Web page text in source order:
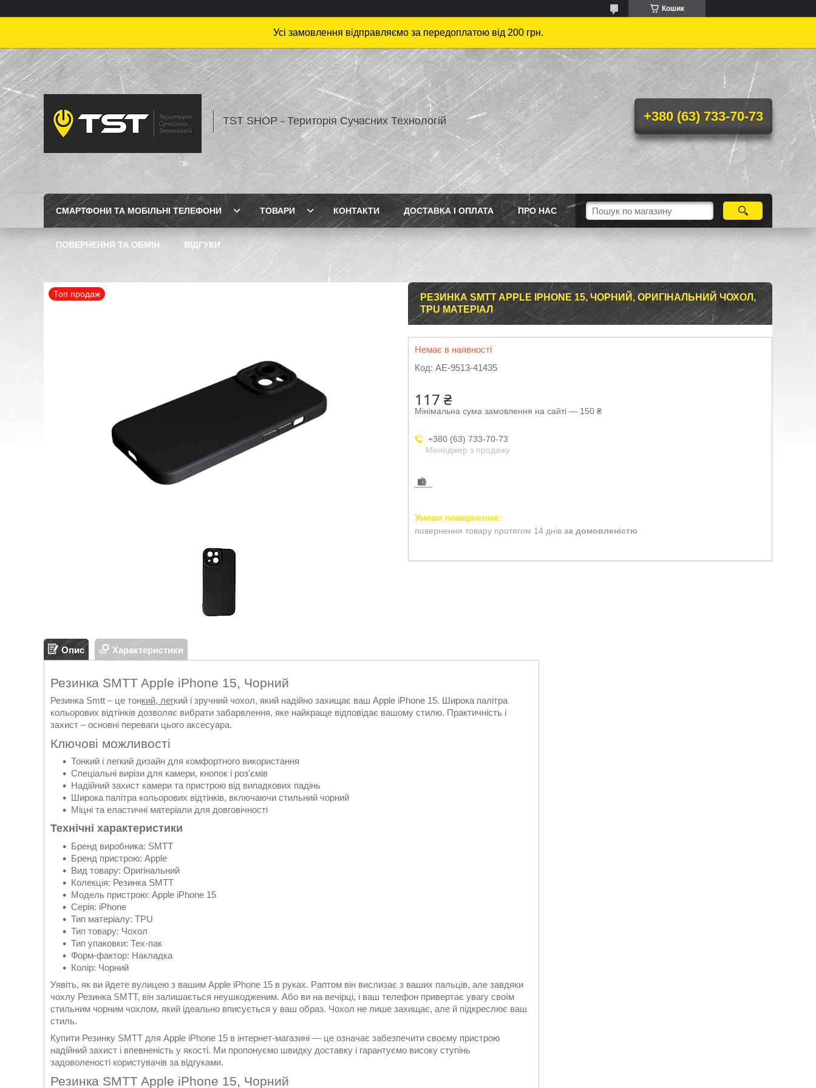
Кошик
Усі замовлення відправляємо за передоплатою від 200 грн.
TST SHOP - Територія Сучасних Технологій +380 (63) 733-70-73
СМАРТФОНИ ТА МОБІЛЬНІ ТЕЛЕФОНИ ТОВАРИ КОНТАКТИ ДОСТАВКА І ОПЛАТА ПРО НАС
ПОВЕРНЕННЯ ТА ОБМІН ВІДГУКИ
Топ продаж
РЕЗИНКА SMTT APPLE IPHONE 15, ЧОРНИЙ, ОРИГІНАЛЬНИЙ ЧОХОЛ,
TPU МАТЕРІАЛ
Немає в наявності
Код: AE-9513-41435
117 ₴
Мінімальна сума замовлення на сайті — 150 ₴
+380 (63) 733-70-73
Менеджер з продажу
повернення товару протягом 14 днів за домовленістю
Опис Характеристики
Резинка SMTT Apple iPhone 15, Чорний
Резинка Smtt – це тонкий, легкий і зручний чохол, який надійно захищає ваш Apple iPhone 15. Широка палітра
кольорових відтінків дозволяє вибрати забарвлення, яке найкраще відповідає вашому стилю. Практичність і
захист – основні переваги цього аксесуара.
Ключові можливості
Тонкий і легкий дизайн для комфортного використання
Спеціальні вирізи для камери, кнопок і роз'ємів
Надійний захист камери та пристрою від випадкових падінь
Широка палітра кольорових відтінків, включаючи стильний чорний
Міцні та еластичні матеріали для довговічності
Технічні характеристики
Бренд виробника: SMTT
Бренд пристрою: Apple
Вид товару: Оригінальний
Колекція: Резинка SMTT
Модель пристрою: Apple iPhone 15
Серія: iPhone
Тип матеріалу: TPU
Тип товару: Чохол
Тип упаковки: Тех-пак
Форм-фактор: Накладка
Колір: Чорний
Уявіть, як ви йдете вулицею з вашим Apple iPhone 15 в руках. Раптом він вислизає з ваших пальців, але завдяки
чохлу Резинка SMTT, він залишається неушкодженим. Або ви на вечірці, і ваш телефон привертає увагу своїм
стильним чорним чохлом, який ідеально вписується у ваш образ. Чохол не лише захищає, але й підкреслює ваш
стиль.
Купити Резинку SMTT для Apple iPhone 15 в інтернет-магазині — це означає забезпечити своєму пристрою
надійний захист і впевненість у якості. Ми пропонуємо швидку доставку і гарантуємо високу ступінь
задоволеності користувачів за відгуками.
Резинка SMTT Apple iPhone 15, Чорний